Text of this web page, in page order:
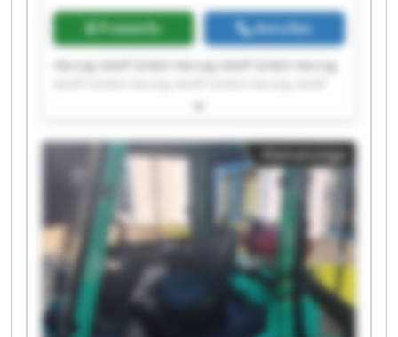
Preisinfo Anrufen
Herzog Adolf GmbH Herzog Adolf GmbH Herzog
GmbH Herzog Adolf GmbH Herzog Adolf GmbH
Adolf GmbH Herzog Adolf GmbH Herzog Adolf
GmbH Herzog Adolf GmbH Herzog Adolf GmbH
Herzog Adolf GmbH Herzog Adolf GmbH Herzog
GmbH Herzog Adolf GmbH
Kleinanzeige